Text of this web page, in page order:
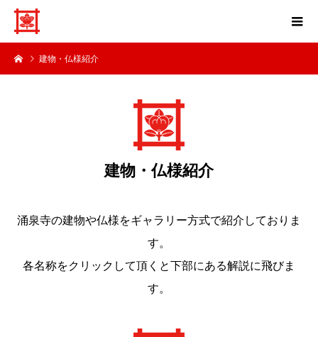
建物・仏様紹介
建物・仏様紹介
涌泉寺の建物や仏様をギャラリー方式で紹介しておりま
す。
各名称をクリックして頂くと下部にある解説に飛びま
す。